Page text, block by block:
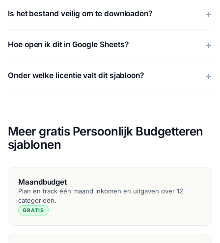
Is het bestand veilig om te downloaden?
Hoe open ik dit in Google Sheets?
Onder welke licentie valt dit sjabloon?
Meer gratis Persoonlijk Budgetteren
sjablonen
Maandbudget
Plan en track één maand inkomen en uitgaven over 12
categorieën.
GRATIS